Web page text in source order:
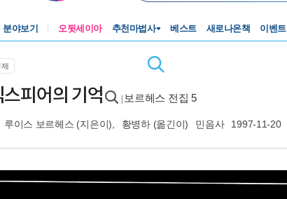
분야보기 오뒷세이아 추천마법사 베스트 새로나온책 이벤트
스피어의 기억 보르헤스 전집 5
루이스 보르헤스 (지은이), 황병하(옮긴이) 민음사 1997-11-20